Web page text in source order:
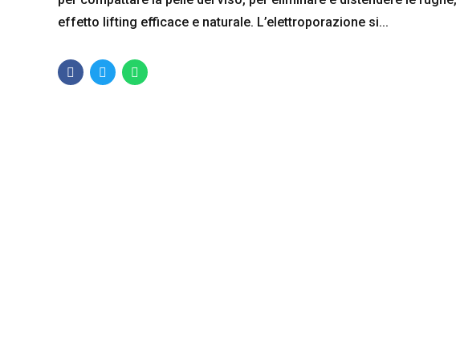
effetto lifting efficace e naturale. L’elettroporazione si...